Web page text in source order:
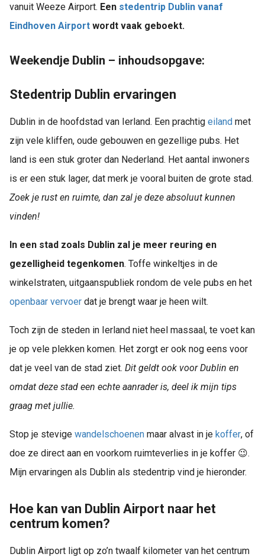
vanuit Weeze Airport. Een stedentrip Dublin vanaf
Eindhoven Airport wordt vaak geboekt.
Weekendje Dublin – inhoudsopgave:
Stedentrip Dublin ervaringen
Dublin in de hoofdstad van Ierland. Een prachtig eiland met
zijn vele kliffen, oude gebouwen en gezellige pubs. Het
land is een stuk groter dan Nederland. Het aantal inwoners
is er een stuk lager, dat merk je vooral buiten de grote stad.
Zoek je rust en ruimte, dan zal je deze absoluut kunnen
vinden!
In een stad zoals Dublin zal je meer reuring en
gezelligheid tegenkomen. Toffe winkeltjes in de
winkelstraten, uitgaanspubliek rondom de vele pubs en het
openbaar vervoer dat je brengt waar je heen wilt.
Toch zijn de steden in Ierland niet heel massaal, te voet kan
je op vele plekken komen. Het zorgt er ook nog eens voor
dat je veel van de stad ziet. Dit geldt ook voor Dublin en
omdat deze stad een echte aanrader is, deel ik mijn tips
graag met jullie.
Stop je stevige wandelschoenen maar alvast in je koffer, of
doe ze direct aan en voorkom ruimteverlies in je koffer 😉.
Mijn ervaringen als Dublin als stedentrip vind je hieronder.
Hoe kan van Dublin Airport naar het
centrum komen?
Dublin Airport ligt op zo’n twaalf kilometer van het centrum